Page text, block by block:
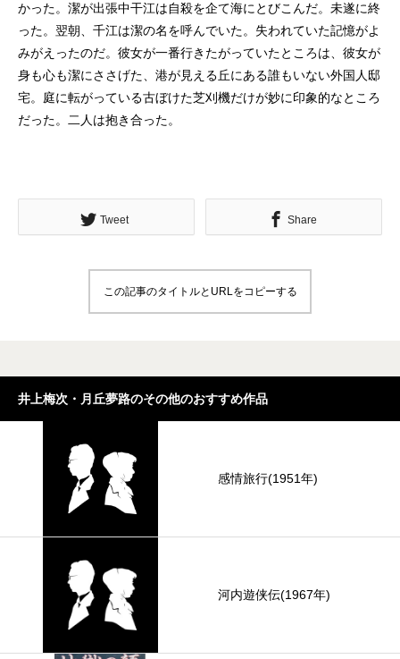
かった。潔が出張中干江は自殺を企て海にとびこんだ。未遂に終
った。翌朝、千江は潔の名を呼んでいた。失われていた記憶がよ
みがえったのだ。彼女が一番行きたがっていたところは、彼女が
身も心も潔にささげた、港が見える丘にある誰もいない外国人邸
宅。庭に転がっている古ぼけた芝刈機だけが妙に印象的なところ
だった。二人は抱き合った。
Tweet Share
この記事のタイトルとURLをコピーする
井上梅次・月丘夢路のその他のおすすめ作品
感情旅行(1951年)
河内遊侠伝(1967年)